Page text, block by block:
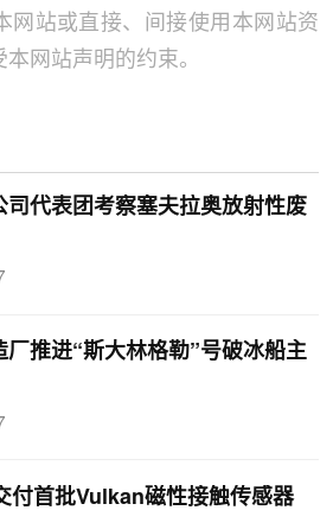
网站或直接、间接使用本网站资
网站声明的约束。
司代表团考察塞夫拉奥放射性废
推进“斯大林格勒”号破冰船主
付首批Vulkan磁性接触传感器